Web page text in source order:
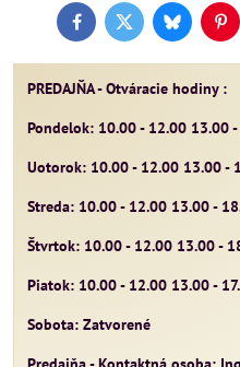
FacebookTwitterBluesky
PREDAJŇA - Otváracie hodiny :
Pondelok: 10.00 - 12.00 13.00
Uotorok: 10.00 - 12.00 13.00 -
Streda: 10.00 - 12.00 13.00 -
Štvrtok: 10.00 - 12.00 13.00 -
Piatok: 10.00 - 12.00 13.00 -
Sobota: Zatvorené